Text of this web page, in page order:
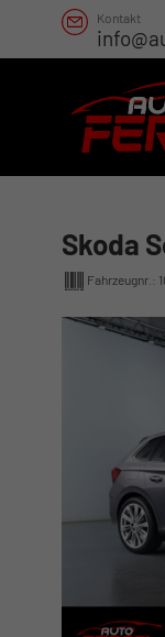
Kontakt
Skoda
Fahrzeugnr.: